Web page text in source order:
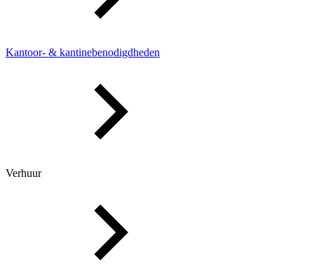
Kantoor- & kantinebenodigdheden
Verhuur